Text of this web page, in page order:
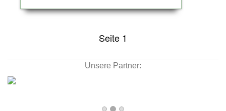
Seite 1
Unsere Partner: